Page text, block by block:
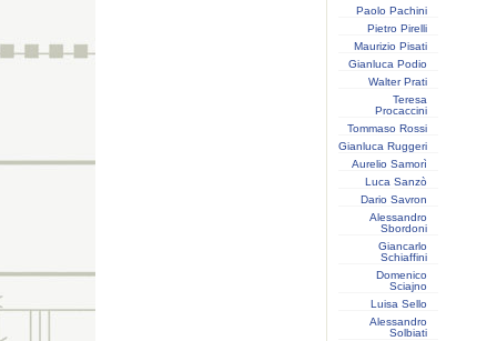
Paolo Pachini
Pietro Pirelli
Maurizio Pisati
Gianluca Podio
Walter Prati
Teresa
Procaccini
Tommaso Rossi
Gianluca Ruggeri
Aurelio Samorì
Luca Sanzò
Dario Savron
Alessandro
Sbordoni
Giancarlo
Schiaffini
Domenico
Sciajno
Luisa Sello
Alessandro
Solbiati